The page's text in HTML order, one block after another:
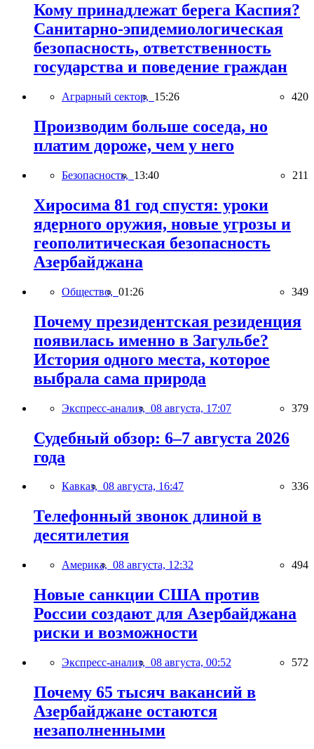
Кому принадлежат берега Каспия?
Санитарно-эпидемиологическая
безопасность, ответственность
государства и поведение граждан
Аграрный сектор, 15:26 420
Производим больше соседа, но
платим дороже, чем у него
Безопасность, 13:40 211
Хиросима 81 год спустя: уроки
ядерного оружия, новые угрозы и
геополитическая безопасность
Азербайджана
Общество, 01:26 349
Почему президентская резиденция
появилась именно в Загульбе?
История одного места, которое
выбрала сама природа
Экспресс-анализ, 08 августа, 17:07 379
Судебный обзор: 6–7 августа 2026
года
Кавказ, 08 августа, 16:47 336
Телефонный звонок длиной в
десятилетия
Америка, 08 августа, 12:32 494
Новые санкции США против
России создают для Азербайджана
риски и возможности
Экспресс-анализ, 08 августа, 00:52 572
Почему 65 тысяч вакансий в
Азербайджане остаются
незаполненными